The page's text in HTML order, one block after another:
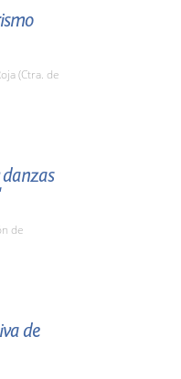
(Ctra. de
danzas
de
de